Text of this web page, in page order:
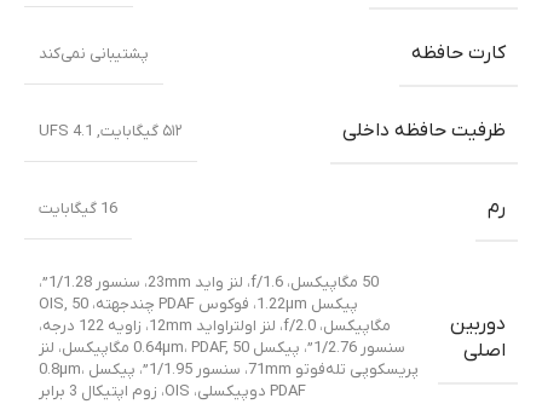
کارت حافظه پشتیبانی نمی‌کند
ظرفیت حافظه داخلی ۵۱۲ گیگابایت ,
UFS 4.1
رم 16 گیگابایت
دوربین
اصلی
50 مگاپیکسل، f/1.6، لنز واید 23mm، سنسور 1/1.28”،
پیکسل 1.22µm، فوکوس PDAF چندجهته، OIS
, 50
مگاپیکسل، f/2.0، لنز اولتراواید 12mm، زاویه 122 درجه،
سنسور 1/2.76”، پیکسل 0.64µm، PDAF
,
50 مگاپیکسل، لنز
پریسکوپی تله‌فوتو 71mm، سنسور 1/1.95”، پیکسل 0.8µm،
PDAF دوپیکسلی، OIS، زوم اپتیکال 3 برابر